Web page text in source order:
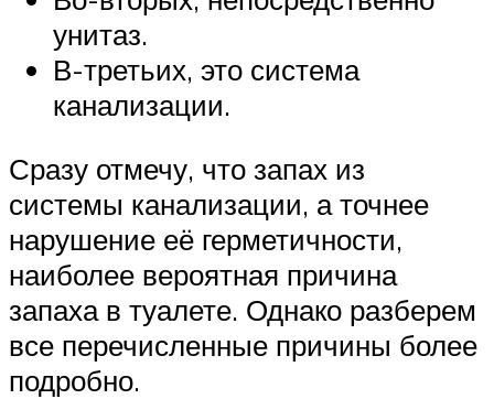
унитаз.
В-третьих, это система
канализации.
Сразу отмечу, что запах из
системы канализации, а точнее
нарушение её герметичности,
наиболее вероятная причина
запаха в туалете. Однако разберем
все перечисленные причины более
подробно.